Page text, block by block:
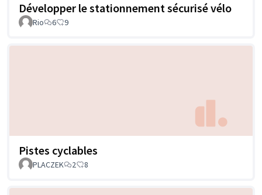
Développer le stationnement sécurisé vélo
Rio 6 9
Pistes cyclables
PLACZEK 2 8